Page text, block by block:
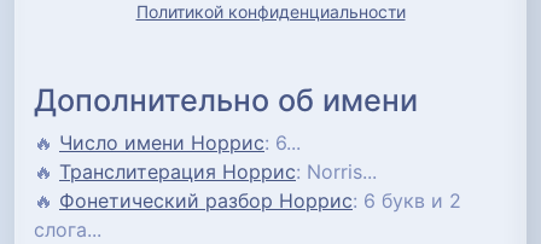
Политикой конфиденциальности
Дополнительно об имени
🔥 Число имени Норрис: 6...
🔥 Транслитерация Норрис: Norris...
🔥 Фонетический разбор Норрис: 6 букв и 2
слога...